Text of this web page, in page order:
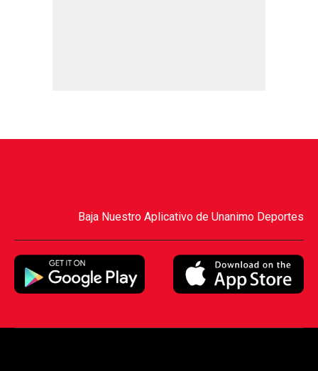
Baja Nuestro Aplicativo de Unanimo Deportes